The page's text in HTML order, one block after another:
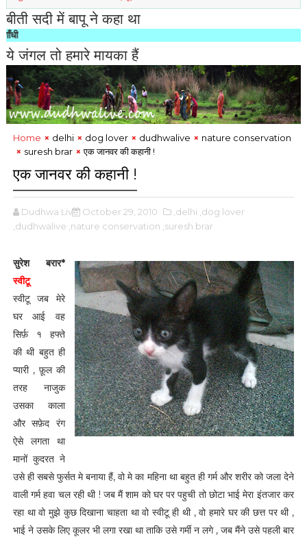
बीती सदी में बापू ने कहा था
ये जंगल तो हमारे मायका हैं
Home delhi dog lover dudhwalive
nature conservation
suresh brar
एक जानवर की कहानी !
एक जानवर की कहानी !
Dudhwa Live October 29, 2010 ,delhi ,dog lover
,dudhwalive ,nature conservation ,suresh brar
सुरेश बरार*
स्वीटू
स्वीटू जब मेरे
घर आई वह
सिर्फ़ १ हफ्ते
की थी बहुत ही
प्यारी , फ़ूल की
तरह नाजुक
उसका काला
और सफ़ेद रंग
ऐसे लगता था
मानों कुदरत ने
उसे ही सबसे फुर्सत मे बनाया हैं, वो मे का महिना था बहुत ही गर्म और शरीर को जला देने
वाली गर्म हवा चल रही थी ! जब मैं शाम को घर पर पहुची तो छोटा भाई मेरा इंतजार कर
रहा था वो मुझे कुछ दिखाना चाहता था वो स्वीटू ही थी , वो हमारे घर की छत्त पर थी ,
भाई ने उसके लिए कूलर भी लगा रखा था ताकि उसे गर्मी न लगे , जब मैंने उसे पहली बार